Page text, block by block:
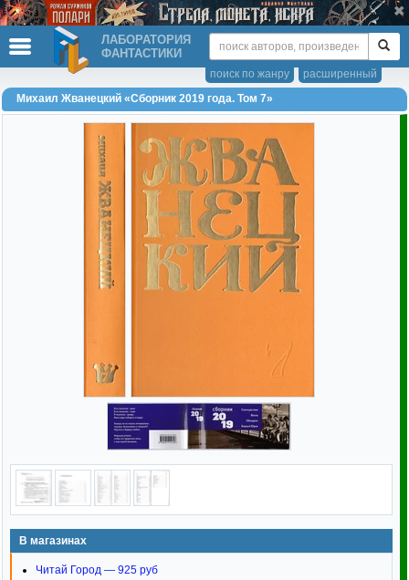
ЛАБОРАТОРИЯ
ФАНТАСТИКИ
расширенный
поиск по жанру
Михаил Жванецкий «Сборник 2019 года. Том 7»
В магазинах
Читай Город — 925 руб